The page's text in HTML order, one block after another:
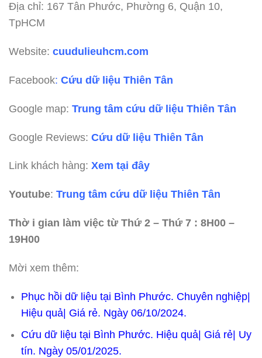
Địa chỉ: 167 Tân Phước, Phường 6, Quận 10,
TpHCM
Website: cuudulieuhcm.com
Facebook: Cứu dữ liệu Thiên Tân
Google map: Trung tâm cứu dữ liệu Thiên Tân
Google Reviews: Cứu dữ liệu Thiên Tân
Link khách hàng: Xem tại đây
Youtube: Trung tâm cứu dữ liệu Thiên Tân
Thờ i gian làm việc từ Thứ 2 – Thứ 7 : 8H00 –
19H00
Mời xem thêm:
Phục hồi dữ liệu tại Bình Phước. Chuyên nghiệp|
Hiệu quả| Giá rẻ. Ngày 06/10/2024.
Cứu dữ liệu tại Bình Phước. Hiệu quả| Giá rẻ| Uy
tín. Ngày 05/01/2025.